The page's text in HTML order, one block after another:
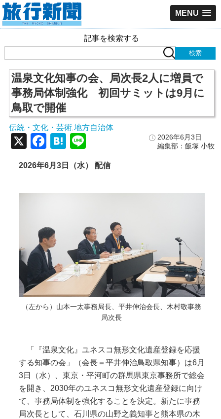
MENU
記事を検索する
温泉文化知事の会、局次長2人に増員で
事務局体制強化 初回サミットは9月に
鳥取で開催
伝統・文化・芸術 地方自治体
2026年6月3日
編集部：飯塚 小牧
X Facebook
Hatena
2026年6月3日（水） 配信
（左から）山本一太事務局長、平井伸治会長、木村敬事務
局次長
「『温泉文化』ユネスコ無形文化遺産登録を応援
する知事の会」（会長＝平井伸治鳥取県知事）は6月
3日（水）、東京・平河町の群馬県東京事務所で総会
を開き、2030年のユネスコ無形文化遺産登録に向け
て、事務局体制を強化することを決定。新たに事務
局次長として、石川県の山野之義知事と熊本県の木